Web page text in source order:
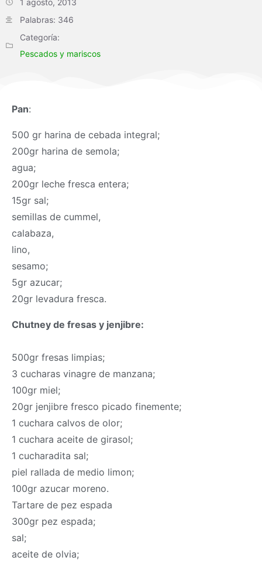
1 agosto, 2013
Palabras: 346
Categoría:
Pescados y mariscos
Pan:
500 gr harina de cebada integral;
200gr harina de semola;
agua;
200gr leche fresca entera;
15gr sal;
semillas de cummel,
calabaza,
lino,
sesamo;
5gr azucar;
20gr levadura fresca.
Chutney de fresas y jenjibre:
500gr fresas limpias;
3 cucharas vinagre de manzana;
100gr miel;
20gr jenjibre fresco picado finemente;
1 cuchara calvos de olor;
1 cuchara aceite de girasol;
1 cucharadita sal;
piel rallada de medio limon;
100gr azucar moreno.
Tartare de pez espada
300gr pez espada;
sal;
aceite de olvia;